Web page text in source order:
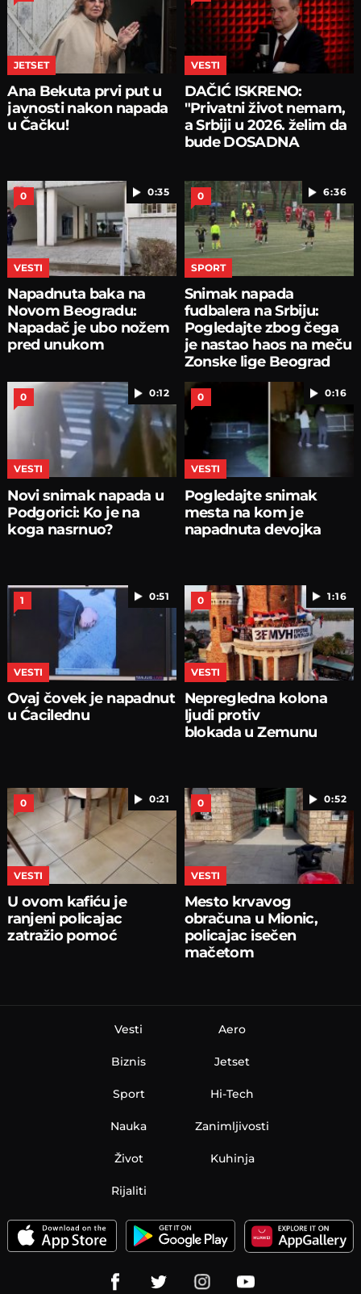
JETSET
Ana Bekuta prvi put u
javnosti nakon napada
u Čačku!
VESTI
DAČIĆ ISKRENO:
"Privatni život nemam,
a Srbiji u 2026. želim da
bude DOSADNA
0:35
0
VESTI
Napadnuta baka na
Novom Beogradu:
Napadač je ubo nožem
pred unukom
6:36
0
SPORT
Snimak napada
fudbalera na Srbiju:
Pogledajte zbog čega
je nastao haos na meču
Zonske lige Beograd
0:12
0
VESTI
Novi snimak napada u
Podgorici: Ko je na
koga nasrnuo?
0:16
0
VESTI
Pogledajte snimak
mesta na kom je
napadnuta devojka
0:51
1
VESTI
Ovaj čovek je napadnut
u Ćacilednu
1:16
0
VESTI
Nepregledna kolona
ljudi protiv
blokada u Zemunu
0:21
0
VESTI
U ovom kafiću je
ranjeni policajac
zatražio pomoć
0:52
0
VESTI
Mesto krvavog
obračuna u Mionic,
policajac isečen
mačetom
Vesti
Biznis
Sport
Nauka
Aero
Jetset
Hi-Tech
Zanimljivosti
Život Kuhinja
Rijaliti